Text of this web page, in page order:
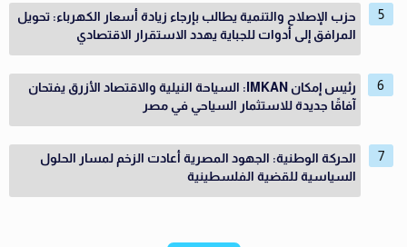
حزب الإصلاح والتنمية يطالب بإرجاء زيادة أسعار الكهرباء: تحويل
المرافق إلى أدوات للجباية يهدد الاستقرار الاقتصادي
رئيس إمكان IMKAN: السياحة النيلية والاقتصاد الأزرق يفتحان
آفاقًا جديدة للاستثمار السياحي في مصر
الحركة الوطنية: الجهود المصرية أعادت الزخم لمسار الحلول
السياسية للقضية الفلسطينية